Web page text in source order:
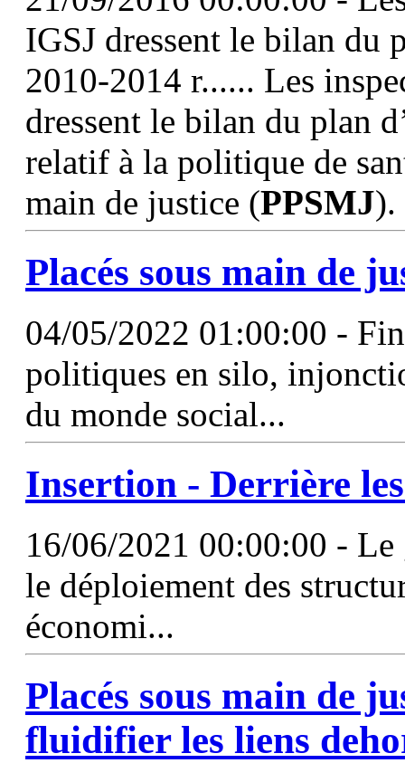
IGSJ dressent le bilan du
2010-2014 r...... Les
dressent le bilan du plan
relatif à la politique de
main de justice (PPSMJ).
Placés sous main de
04/05/2022 01:00:00 -
politiques en silo,
du monde social...
Insertion - Derrière
16/06/2021 00:00:00 - Le
le déploiement des
économi...
Placés sous main de
fluidifier les liens